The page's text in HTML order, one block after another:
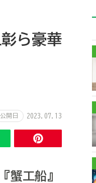
ら豪華
公開日 2023.07.13
蟹工船』